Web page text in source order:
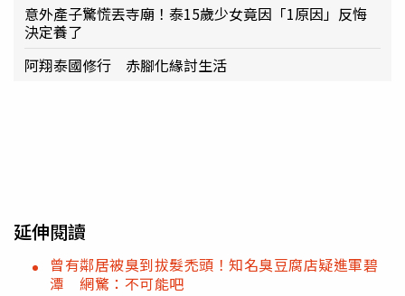
意外產子驚慌丟寺廟！泰15歲少女竟因「1原因」反悔
決定養了
阿翔泰國修行 赤腳化緣討生活
延伸閱讀
曾有鄰居被臭到拔髮禿頭！知名臭豆腐店疑進軍碧
潭 網驚：不可能吧